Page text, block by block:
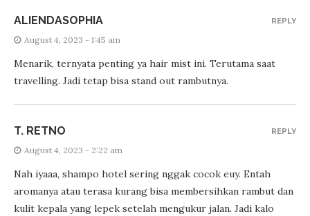
ALIENDASOPHIA
August 4, 2023 - 1:45 am
Menarik, ternyata penting ya hair mist ini. Terutama saat
travelling. Jadi tetap bisa stand out rambutnya.
REPLY
T. RETNO
August 4, 2023 - 2:22 am
Nah iyaaa, shampo hotel sering nggak cocok euy. Entah
aromanya atau terasa kurang bisa membersihkan rambut dan
kulit kepala yang lepek setelah mengukur jalan. Jadi kalo
REPLY